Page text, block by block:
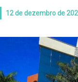
12 de dezembro de